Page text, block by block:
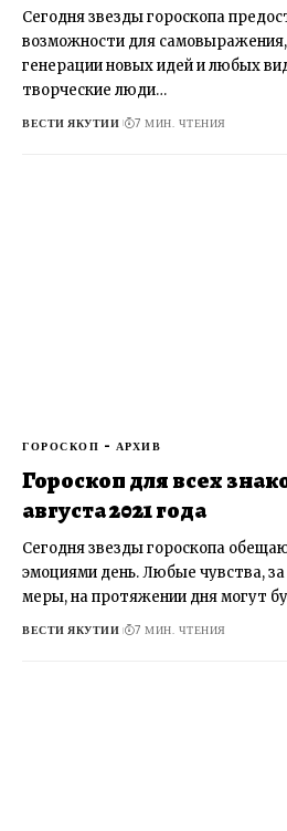
Сегодня звезды гороскопа
возможности для
генерации новых идей и любых
творческие люди…
ВЕСТИ ЯКУТИИ 7 МИН. ЧТЕНИЯ
ГОРОСКОП - АРХИВ
Гороскоп для всех
августа 2021 года
Сегодня звезды гороскопа
эмоциями день. Любые чувства,
меры, на протяжении дня могут
ВЕСТИ ЯКУТИИ 7 МИН. ЧТЕНИЯ